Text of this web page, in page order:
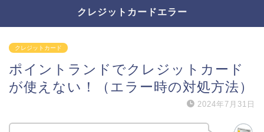
クレジットカードエラー
クレジットカード
ポイントランドでクレジットカード
が使えない！（エラー時の対処方法）
2024年7月31日